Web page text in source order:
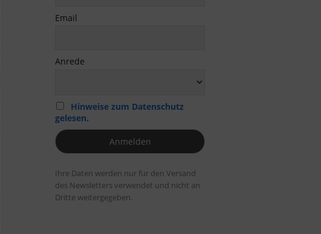
Email
Anrede
Hinweise zum Datenschutz
gelesen.
Ihre Daten werden nur für den Versand
des Newsletters verwendet und nicht an
Dritte weitergegeben.